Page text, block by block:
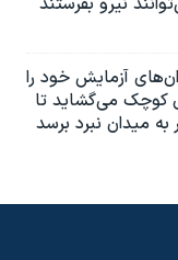
آزمایش خود را
کوچک می‌گشاید تا
میدان نبرد برسد